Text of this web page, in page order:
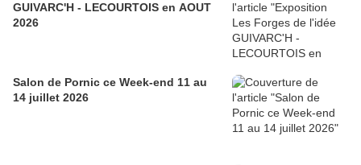
GUIVARC'H - LECOURTOIS en AOUT
2026
Salon de Pornic ce Week-end 11 au
14 juillet 2026